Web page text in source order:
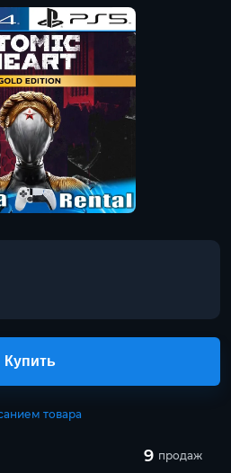
9 продаж
товара
Купить